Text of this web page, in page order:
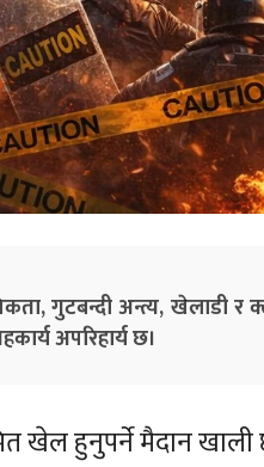
गुटबन्दी अन्त्य, खेलाडी र
अपरिहार्य छ।
खेल हुनुपर्ने मैदान खाली